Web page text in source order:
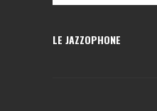
LE JAZZOPHONE